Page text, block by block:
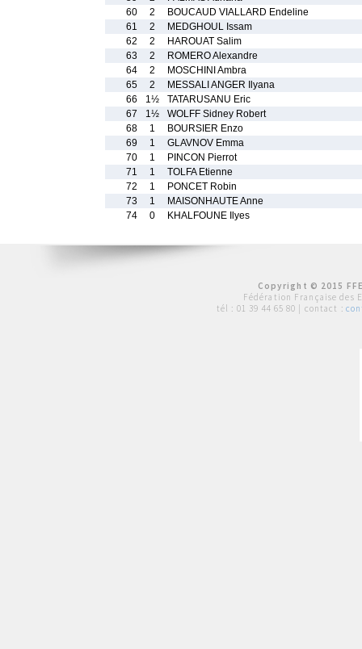
60
2
BOUCAUD VIALLARD Endeline
61
2
MEDGHOUL Issam
62
2
HAROUAT Salim
63
2
ROMERO Alexandre
64
2
MOSCHINI Ambra
65
2
MESSALI ANGER Ilyana
66
1½
TATARUSANU Eric
67
1½
WOLFF Sidney Robert
68
1
BOURSIER Enzo
69
1
GLAVNOV Emma
70
1
PINCON Pierrot
71
1
TOLFA Etienne
72
1
PONCET Robin
73
1
MAISONHAUTE Anne
74
0 KHALFOUNE Ilyes
Copyright © 2015
Fédération Française des
tél : 01 39 44 65 80 | contact :